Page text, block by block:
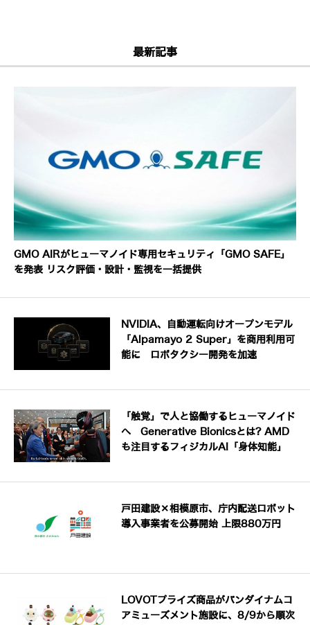
最新記事
GMO AIRがヒューマノイド専用セキュリティ「GMO SAFE」
を発表 リスク評価・設計・監視を一括提供
NVIDIA、自動運転向けオープンモデル
「Alpamayo 2 Super」を商用利用可
能に ロボタクシー開発を加速
「触覚」で人と協働するヒューマノイド
へ Generative Bionicsとは? AMD
も注目するフィジカルAI「身体知能」
戸田建設×相模原市、庁内配送ロボット
導入事業者を公募開始 上限880万円
LOVOTプライズ商品がバンダイナムコ
アミューズメント施設に、8/9から順次